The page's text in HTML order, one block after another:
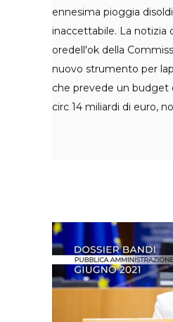
ennesima pioggia
inaccettabile. La notizia
oredell'ok della
nuovo strumento per
che prevede un budget
circ 14 miliardi di euro,